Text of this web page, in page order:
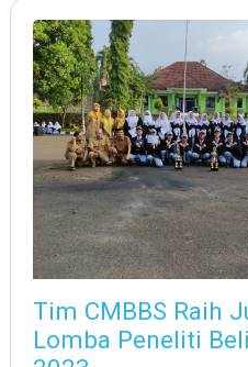
Tim CMBBS Raih
Lomba Peneliti